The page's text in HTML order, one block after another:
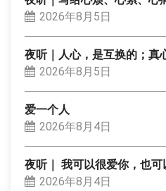
2026年8月5日
夜听｜人心，是互换的；真
2026年8月5日
爱一个人
2026年8月4日
夜听｜ 我可以很爱你，也可
2026年8月4日